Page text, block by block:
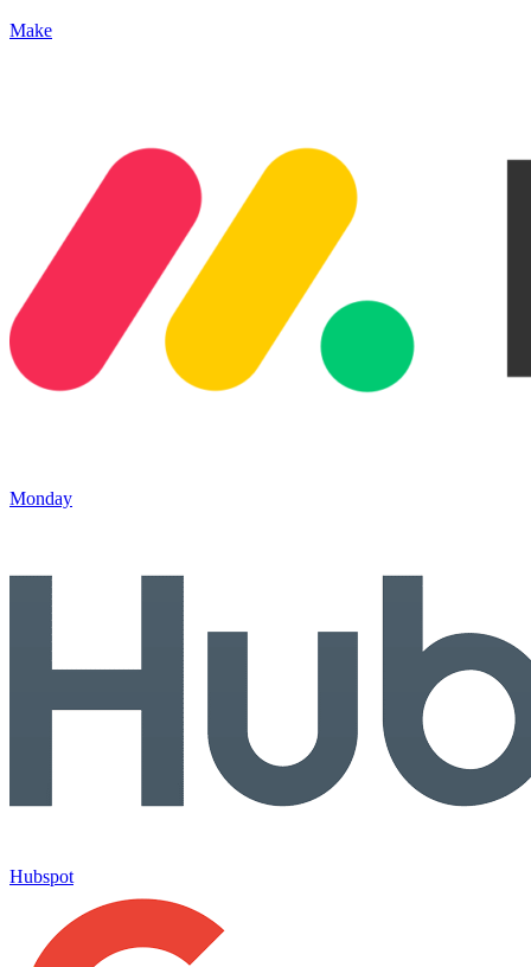
Make
Monday
Hubspot